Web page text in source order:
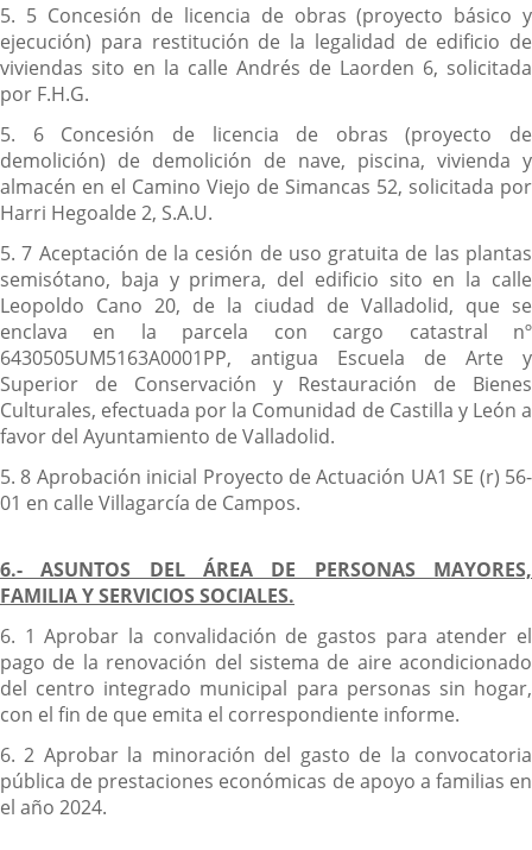
5. 5 Concesión de licencia de obras (proyecto básico y
ejecución) para restitución de la legalidad de edificio de
viviendas sito en la calle Andrés de Laorden 6, solicitada
por F.H.G.
5. 6 Concesión de licencia de obras (proyecto de
demolición) de demolición de nave, piscina, vivienda y
almacén en el Camino Viejo de Simancas 52, solicitada por
Harri Hegoalde 2, S.A.U.
5. 7 Aceptación de la cesión de uso gratuita de las plantas
semisótano, baja y primera, del edificio sito en la calle
Leopoldo Cano 20, de la ciudad de Valladolid, que se
enclava en la parcela con cargo catastral nº
6430505UM5163A0001PP, antigua Escuela de Arte y
Superior de Conservación y Restauración de Bienes
Culturales, efectuada por la Comunidad de Castilla y León a
favor del Ayuntamiento de Valladolid.
5. 8 Aprobación inicial Proyecto de Actuación UA1 SE (r) 56-
01 en calle Villagarcía de Campos.
6.- ASUNTOS DEL ÁREA DE PERSONAS MAYORES,
FAMILIA Y SERVICIOS SOCIALES.
6. 1 Aprobar la convalidación de gastos para atender el
pago de la renovación del sistema de aire acondicionado
del centro integrado municipal para personas sin hogar,
con el fin de que emita el correspondiente informe.
6. 2 Aprobar la minoración del gasto de la convocatoria
pública de prestaciones económicas de apoyo a familias en
el año 2024.